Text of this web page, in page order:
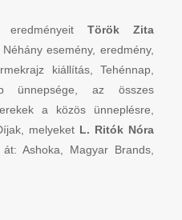
Török Zita
esemény, eredmény,
kiállítás, Tehénnap,
ünnepsége, az összes
a közös ünneplésre,
melyeket L. Ritók Nóra
Ashoka, Magyar Brands,